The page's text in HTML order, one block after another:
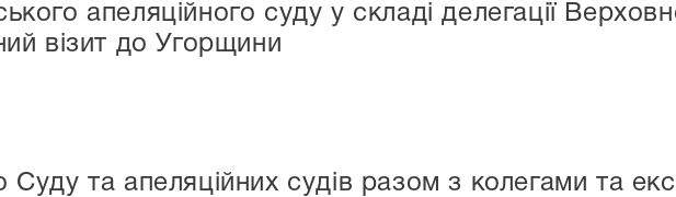
апеляційного суду у складі делегації
візит до Угорщини
Суду та апеляційних судів разом з колегами та